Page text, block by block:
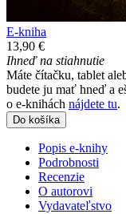
E-kniha
13,90 €
Ihneď na stiahnutie
Máte čítačku, tablet
budete ju mať hneď a
o e-knihách nájdete tu.
Do košíka
Popis e-knihy
Podrobnosti
Recenzie
O autorovi
Vydavateľstvo